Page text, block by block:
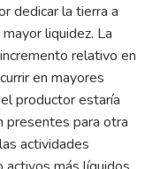
dedicar la tierra a
liquidez. La
relativo en
en mayores
productor estaría
presentes para otra
actividades